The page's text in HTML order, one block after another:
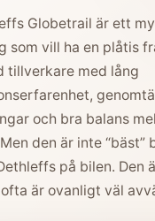
Globetrail är ett
som vill ha en plåtis
tillverkare med lång
och bra balans
den är inte “bäst”
på bilen. Den
är ovanligt väl